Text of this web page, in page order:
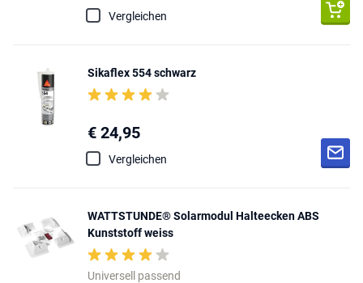
Vergleichen
Sikaflex 554 schwarz
€ 24,95
Vergleichen
WATTSTUNDE® Solarmodul Halteecken ABS
Kunststoff weiss
Universell passend